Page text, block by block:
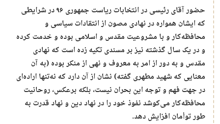
حضور آقای رئیسی در انتخابات ریاست جمهوری ۹۶ در شرایطی
که ایشان همواره در نهادی مصون از انتقادات سیاسی و
محافظه‌کار و با مشروعیت مقدس و اسلامی بوده و خدمت کرده
و در یک سال گذشته نیز بر مسندی تکیه زده است که نهادی
مقدس و به دور از امر به معروف و نهی از منکر بوده (به آن
معنایی که شهید مطهری گفته) نشان از آن دارد که نه‌تنها اراده‌ای
در جهت فهم و توجه این بحران نیست، بلکه برعکس، روحانیت
محافظه‌کار می‌کوشد نفوذ خود را در نهاد دین و نهاد قدرت به
طور توأمان افزایش دهد.